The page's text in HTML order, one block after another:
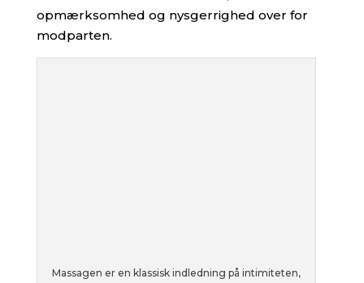
opmærksomhed og nysgerrighed over for
modparten.
Massagen er en klassisk indledning på intimiteten,